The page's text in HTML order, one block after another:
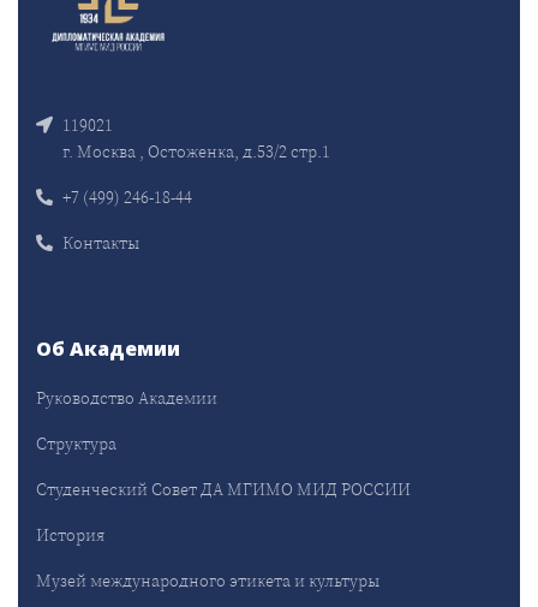
119021
г. Москва , Остоженка, д.53/2 стр.1
+7 (499) 246-18-44
Контакты
Об Академии
Руководство Академии
Структура
Студенческий Совет ДА МГИМО МИД РОССИИ
История
Музей международного этикета и культуры